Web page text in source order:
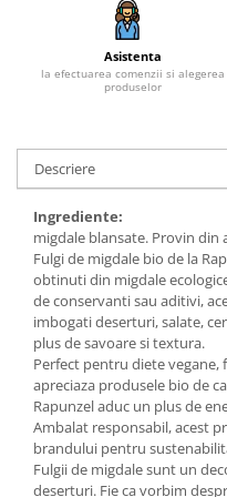
Indulcitori bio
Inghetata bio si decoratiuni
Masline bio si antipasti
Antipasti bio
Masline bio
Pesto bio
Musli si terci
Fulgi din cereale bio
Musli bio
Terci bio
Orez bio si leguminoase
Legume bio
Legume bio in conserva
Orez bio
Asistenta
la efectuarea comenzii si alegerea
produselor
Descriere
Ingrediente:
migdale blansate. Provin din
Fulgi de migdale bio de la
obtinuti din migdale
de conservanti sau aditivi,
imbogati deserturi, salate,
plus de savoare si textura.
Perfect pentru diete vegane,
apreciaza produsele bio de
Rapunzel aduc un plus de
Ambalat responsabil, acest
brandului pentru
Fulgii de migdale sunt un
deserturi. Fie ca vorbim